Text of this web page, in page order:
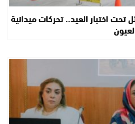
تحت اختبار العيد.. تحركات ميدانية